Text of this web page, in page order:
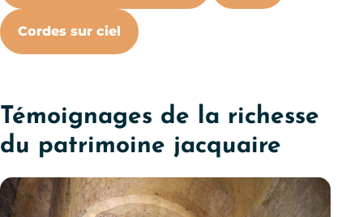
Cordes sur ciel
Témoignages de la richesse
du patrimoine jacquaire